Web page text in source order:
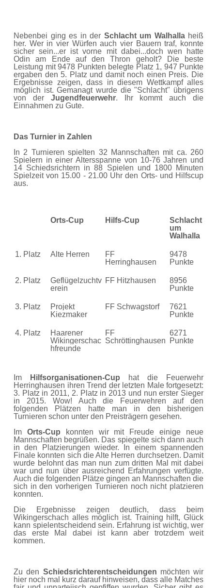
Nebenbei ging es in der Schlacht um Walhallaheiß
her. Wer in vier Würfen auch vier Bauern traf, konnte
sicher sein...er ist vorne mit dabei...doch wen hatte
Odin am Ende auf den Thron geholt? Die beste
Leistung mit 9478 Punkten belegte Platz 1, 947 Punkte
ergaben den 5. Platz und damit noch einen Preis. Die
Ergebnisse zeigen, dass in diesem Wettkampf alles
möglich ist. Gemanagt wurde die "Schlacht" übrigens
von der Jugendfeuerwehr. Ihr kommt auch die
Einnahmen zu Gute.
Das Turnier in Zahlen
In 2 Turnieren spielten 32 Mannschaften mit ca. 260
Spielern in einer Altersspanne von 10-76 Jahren und
14 Schiedsrichtern in 88 Spielen und 1800 Minuten
Spielzeit von 15.00 - 21.00 Uhr den Orts- und Hilfscup
aus.
Orts-Cup Hilfs-Cup
Schlacht
um
Walhalla
1. Platz Alte Herren
FF
Herringhausen
9478
Punkte
2. Platz
Geflügelzuchtv
erein
FF Hitzhausen
8956
Punkte
3. Platz
Projekt
Kiezmaker
FF Schwagstorf
7621
Punkte
4. Platz
Haarener
Wikingerschac
hfreunde
FF
Schröttinghausen
6271
Punkte
Im Hilfsorganisationen-Cup hat die Feuerwehr
Herringhausen ihren Trend der letzten Male fortgesetzt:
3. Platz in 2011, 2. Platz in 2013 und nun erster Sieger
in 2015. Wow! Auch die Feuerwehren auf den
folgenden Plätzen hatte man in den bisherigen
Turnieren schon unter den Preisträgern gesehen.
Im Orts-Cup konnten wir mit Freude einige neue
Mannschaften begrüßen. Das spiegelte sich dann auch
in den Platzierungen wieder. In einem spannenden
Finale konnten sich die Alte Herren durchsetzen. Damit
wurde belohnt das man nun zum dritten Mal mit dabei
war und nun über ausreichend Erfahrungen verfügte.
Auch die folgenden Plätze gingen an Mannschaften die
sich in den vorherigen Turnieren noch nicht platzieren
konnten.
Die Ergebnisse zeigen deutlich, dass beim
Wikingerschach alles möglich ist. Training hilft, Glück
kann spielentscheidend sein. Erfahrung ist wichtig, wer
das erste Mal dabei ist kann aber trotzdem weit
kommen.
Zu den Schiedsrichterentscheidungen möchten wir
hier noch mal kurz darauf hinweisen, dass alle Matches